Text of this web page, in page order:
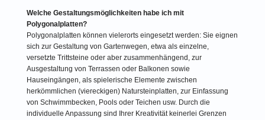
Welche Gestaltungsmöglichkeiten habe ich mit
Polygonalplatten?
Polygonalplatten können vielerorts eingesetzt werden: Sie eignen
sich zur Gestaltung von Gartenwegen, etwa als einzelne,
versetzte Trittsteine oder aber zusammenhängend, zur
Ausgestaltung von Terrassen oder Balkonen sowie
Hauseingängen, als spielerische Elemente zwischen
herkömmlichen (viereckigen) Natursteinplatten, zur Einfassung
von Schwimmbecken, Pools oder Teichen usw. Durch die
individuelle Anpassung sind Ihrer Kreativität keinerlei Grenzen